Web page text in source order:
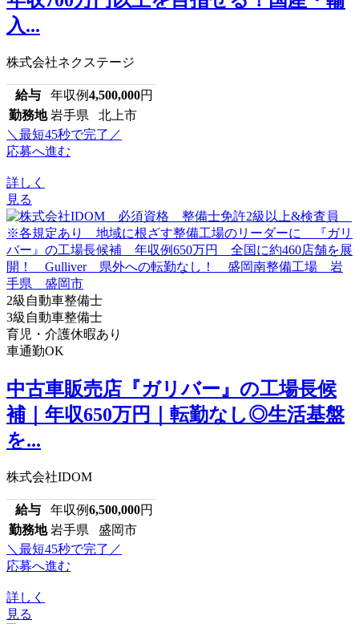
入...
株式会社ネクステージ
給与 年収例4,500,000円
勤務地 岩手県 北上市
＼最短45秒で完了／
応募へ進む
詳しく
見る
2級自動車整備士
3級自動車整備士
育児・介護休暇あり
車通勤OK
中古車販売店『ガリバー』の工場長候
補｜年収650万円｜転勤なし◎生活基盤
を...
株式会社IDOM
給与 年収例6,500,000円
勤務地 岩手県 盛岡市
＼最短45秒で完了／
応募へ進む
詳しく
見る